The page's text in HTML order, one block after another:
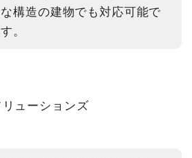
な構造の建物でも対応可能で
す。